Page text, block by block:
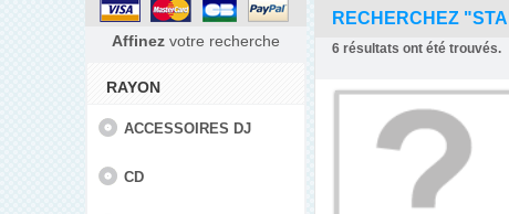
Affinez votre recherche
RAYON
ACCESSOIRES DJ
CD
RECHERCHEZ
6 résultats ont été trouvés.